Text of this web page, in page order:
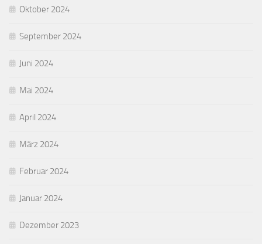
Oktober 2024
September 2024
Juni 2024
Mai 2024
April 2024
März 2024
Februar 2024
Januar 2024
Dezember 2023